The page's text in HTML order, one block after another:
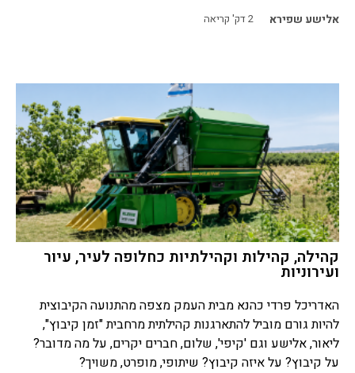
אלישע שפירא 2דק' קריאה
קהילה, קהילות וקהילתיות כחלופה לעיר, עיור
ועירוניות
האדריכל פרדי כהנא מבית העמק מצפה מהתנועה הקיבוצית
להיות גורם מוביל להתארגנות קהילתית מרחבית "זמן קיבוץ",
ליאור, אלישע וגם 'קיפי', שלום, חברים יקרים, על מה מדובר?
על קיבוץ? על איזה קיבוץ? שיתופי, מופרט, משויך?